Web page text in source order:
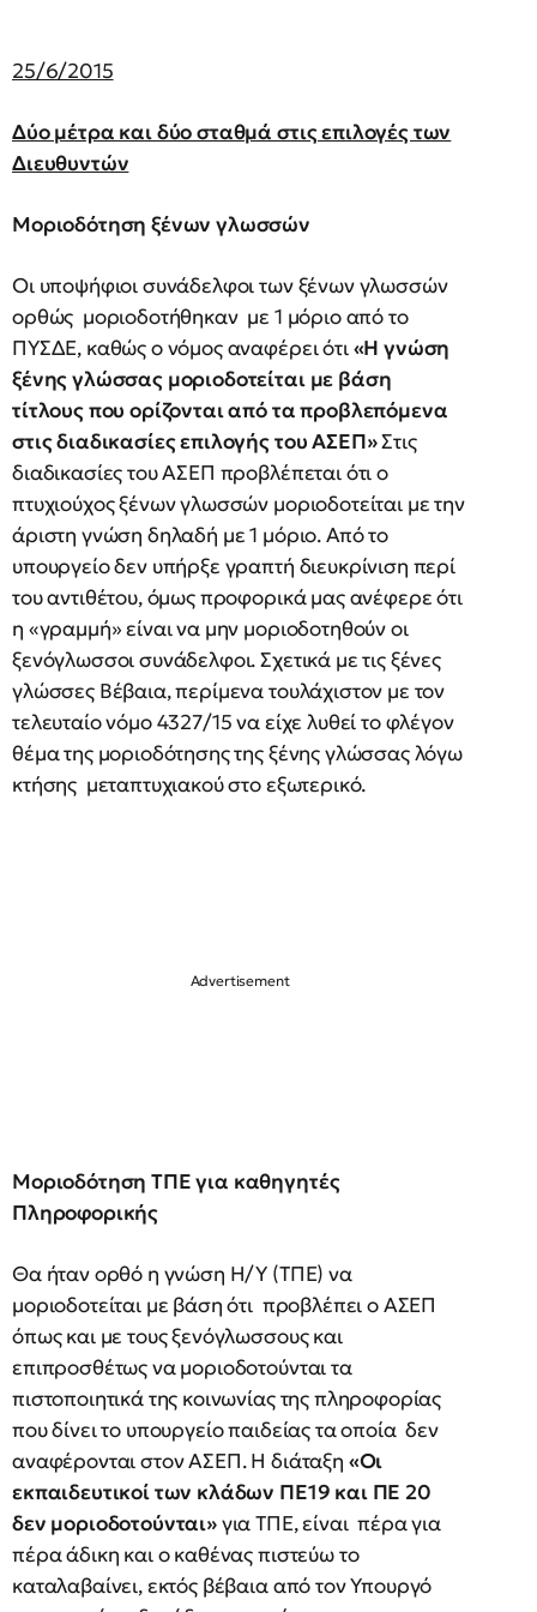
25/6/2015
Δύο μέτρα και δύο σταθμά στις επιλογές των
Διευθυντών
Μοριοδότηση ξένων γλωσσών
Οι υποψήφιοι συνάδελφοι των ξένων γλωσσών
ορθώς μοριοδοτήθηκαν με 1 μόριο από το
ΠΥΣΔΕ, καθώς ο νόμος αναφέρει ότι«Η γνώση
ξένης γλώσσας μοριοδοτείται με βάση
τίτλους που ορίζονται από τα προβλεπόμενα
στις διαδικασίες επιλογής του ΑΣΕΠ»Στις
διαδικασίες του ΑΣΕΠ προβλέπεται ότι ο
πτυχιούχος ξένων γλωσσών μοριοδοτείται με την
άριστη γνώση δηλαδή με 1 μόριο. Από το
υπουργείο δεν υπήρξε γραπτή διευκρίνιση περί
του αντιθέτου, όμως προφορικά μας ανέφερε ότι
η «γραμμή» είναι να μην μοριοδοτηθούν οι
ξενόγλωσσοι συνάδελφοι. Σχετικά με τις ξένες
γλώσσες Βέβαια, περίμενα τουλάχιστον με τον
τελευταίο νόμο 4327/15 να είχε λυθεί το φλέγον
θέμα της μοριοδότησης της ξένης γλώσσας λόγω
κτήσης μεταπτυχιακού στο εξωτερικό.
Μοριοδότηση ΤΠΕ για καθηγητές
Πληροφορικής
Θα ήταν ορθό η γνώση Η/Υ (ΤΠΕ) να
μοριοδοτείται με βάση ότι προβλέπει ο ΑΣΕΠ
όπως και με τους ξενόγλωσσους και
επιπροσθέτως να μοριοδοτούνται τα
πιστοποιητικά της κοινωνίας της πληροφορίας
που δίνει το υπουργείο παιδείας τα οποία δεν
αναφέρονται στον ΑΣΕΠ. Η διάταξη «Οι
εκπαιδευτικοί των κλάδων ΠΕ19 και ΠΕ 20
δεν μοριοδοτούνται»για ΤΠΕ, είναι πέρα για
πέρα άδικη και ο καθένας πιστεύω το
καταλαβαίνει, εκτός βέβαια από τον Υπουργό